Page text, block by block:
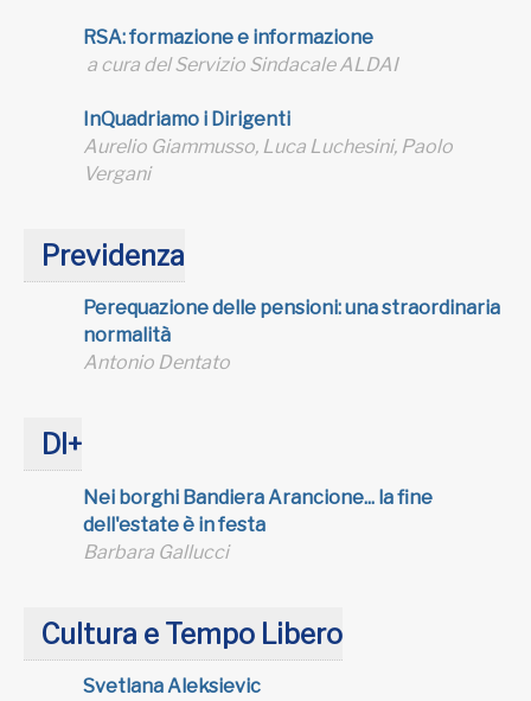
RSA: formazione e informazione
a cura del Servizio Sindacale ALDAI
InQuadriamo i Dirigenti
Aurelio Giammusso, Luca Luchesini, Paolo
Vergani
Previdenza
Perequazione delle pensioni: una straordinaria
normalità
Antonio Dentato
DI+
Nei borghi Bandiera Arancione... la fine
dell'estate è in festa
Barbara Gallucci
Cultura e Tempo Libero
Svetlana Aleksievic